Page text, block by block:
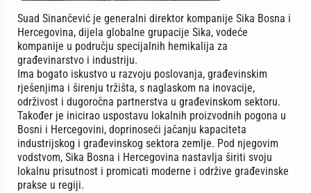
Suad Sinančević je generalni direktor kompanije Sika Bosna i
Hercegovina, dijela globalne grupacije Sika, vodeće
kompanije u području specijalnih hemikalija za
građevinarstvo i industriju.
Ima bogato iskustvo u razvoju poslovanja, građevinskim
rješenjima i širenju tržišta, s naglaskom na inovacije,
održivost i dugoročna partnerstva u građevinskom sektoru.
Također je inicirao uspostavu lokalnih proizvodnih pogona u
Bosni i Hercegovini, doprinoseći jačanju kapaciteta
industrijskog i građevinskog sektora zemlje. Pod njegovim
vodstvom, Sika Bosna i Hercegovina nastavlja širiti svoju
lokalnu prisutnost i promicati moderne i održive građevinske
prakse u regiji.